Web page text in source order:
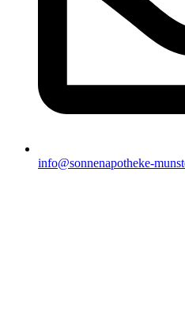
info@sonnenapotheke-